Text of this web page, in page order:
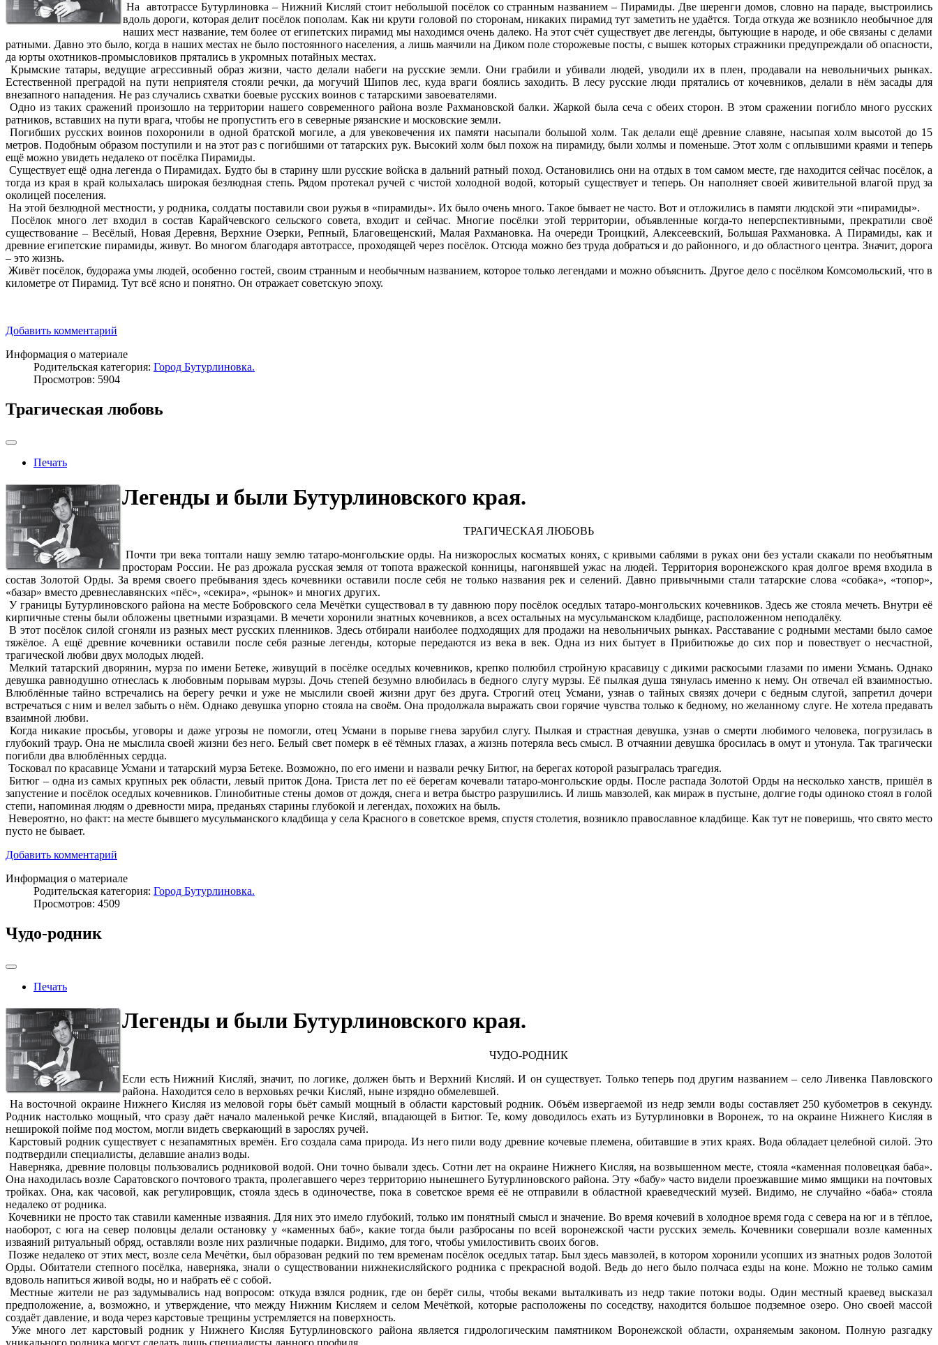
На автотрассе Бутурлиновка – Нижний Кисляй стоит небольшой посёлок со странным названием – Пирамиды. Две шеренги домов, словно на параде, выстроились
вдоль дороги, которая делит посёлок пополам. Как ни крути головой по сторонам, никаких пирамид тут заметить не удаётся. Тогда откуда же возникло необычное для
наших мест название, тем более от египетских пирамид мы находимся очень далеко. На этот счёт существует две легенды, бытующие в народе, и обе связаны с делами
ратными. Давно это было, когда в наших местах не было постоянного населения, а лишь маячили на Диком поле сторожевые посты, с вышек которых стражники предупреждали об опасности,
да юрты охотников-промысловиков прятались в укромных потайных местах.
Крымские татары, ведущие агрессивный образ жизни, часто делали набеги на русские земли. Они грабили и убивали людей, уводили их в плен, продавали на невольничьих рынках.
Естественной преградой на пути неприятеля стояли речки, да могучий Шипов лес, куда враги боялись заходить. В лесу русские люди прятались от кочевников, делали в нём засады для
внезапного нападения. Не раз случались схватки боевые русских воинов с татарскими завоевателями.
Одно из таких сражений произошло на территории нашего современного района возле Рахмановской балки. Жаркой была сеча с обеих сторон. В этом сражении погибло много русских
ратников, вставших на пути врага, чтобы не пропустить его в северные рязанские и московские земли.
Погибших русских воинов похоронили в одной братской могиле, а для увековечения их памяти насыпали большой холм. Так делали ещё древние славяне, насыпая холм высотой до 15
метров. Подобным образом поступили и на этот раз с погибшими от татарских рук. Высокий холм был похож на пирамиду, были холмы и поменьше. Этот холм с оплывшими краями и теперь
ещё можно увидеть недалеко от посёлка Пирамиды.
Существует ещё одна легенда о Пирамидах. Будто бы в старину шли русские войска в дальний ратный поход. Остановились они на отдых в том самом месте, где находится сейчас посёлок, а
тогда из края в край колыхалась широкая безлюдная степь. Рядом протекал ручей с чистой холодной водой, который существует и теперь. Он наполняет своей живительной влагой пруд за
околицей поселения.
На этой безлюдной местности, у родника, солдаты поставили свои ружья в «пирамиды». Их было очень много. Такое бывает не часто. Вот и отложились в памяти людской эти «пирамиды».
Посёлок много лет входил в состав Карайчевского сельского совета, входит и сейчас. Многие посёлки этой территории, объявленные когда-то неперспективными, прекратили своё
существование – Весёлый, Новая Деревня, Верхние Озерки, Репный, Благовещенский, Малая Рахмановка. На очереди Троицкий, Алексеевский, Большая Рахмановка. А Пирамиды, как и
древние египетские пирамиды, живут. Во многом благодаря автотрассе, проходящей через посёлок. Отсюда можно без труда добраться и до районного, и до областного центра. Значит, дорога
– это жизнь.
Живёт посёлок, будоража умы людей, особенно гостей, своим странным и необычным названием, которое только легендами и можно объяснить. Другое дело с посёлком Комсомольский, что в
километре от Пирамид. Тут всё ясно и понятно. Он отражает советскую эпоху.
Добавить комментарий
Информация о материале
Родительская категория: Город Бутурлиновка.
Просмотров: 5904
Трагическая любовь
Печать
Легенды и были Бутурлиновского края.
ТРАГИЧЕСКАЯ ЛЮБОВЬ
Почти три века топтали нашу землю татаро-монгольские орды. На низкорослых косматых конях, с кривыми саблями в руках они без устали скакали по необъятным
просторам России. Не раз дрожала русская земля от топота вражеской конницы, нагонявшей ужас на людей. Территория воронежского края долгое время входила в
состав Золотой Орды. За время своего пребывания здесь кочевники оставили после себя не только названия рек и селений. Давно привычными стали татарские слова «собака», «топор»,
«базар» вместо древнеславянских «пёс», «секира», «рынок» и многих других.
У границы Бутурлиновского района на месте Бобровского села Мечётки существовал в ту давнюю пору посёлок оседлых татаро-монгольских кочевников. Здесь же стояла мечеть. Внутри её
кирпичные стены были обложены цветными изразцами. В мечети хоронили знатных кочевников, а всех остальных на мусульманском кладбище, расположенном неподалёку.
В этот посёлок силой сгоняли из разных мест русских пленников. Здесь отбирали наиболее подходящих для продажи на невольничьих рынках. Расставание с родными местами было самое
тяжёлое. А ещё древние кочевники оставили после себя разные легенды, которые передаются из века в век. Одна из них бытует в Прибитюжье до сих пор и повествует о несчастной,
трагической любви двух молодых людей.
Мелкий татарский дворянин, мурза по имени Бетеке, живущий в посёлке оседлых кочевников, крепко полюбил стройную красавицу с дикими раскосыми глазами по имени Усмань. Однако
девушка равнодушно отнеслась к любовным порывам мурзы. Дочь степей безумно влюбилась в бедного слугу мурзы. Её пылкая душа тянулась именно к нему. Он отвечал ей взаимностью.
Влюблённые тайно встречались на берегу речки и уже не мыслили своей жизни друг без друга. Строгий отец Усмани, узнав о тайных связях дочери с бедным слугой, запретил дочери
встречаться с ним и велел забыть о нём. Однако девушка упорно стояла на своём. Она продолжала выражать свои горячие чувства только к бедному, но желанному слуге. Не хотела предавать
взаимной любви.
Когда никакие просьбы, уговоры и даже угрозы не помогли, отец Усмани в порыве гнева зарубил слугу. Пылкая и страстная девушка, узнав о смерти любимого человека, погрузилась в
глубокий траур. Она не мыслила своей жизни без него. Белый свет померк в её тёмных глазах, а жизнь потеряла весь смысл. В отчаянии девушка бросилась в омут и утонула. Так трагически
погибли два влюблённых сердца.
Тосковал по красавице Усмани и татарский мурза Бетеке. Возможно, по его имени и назвали речку Битюг, на берегах которой разыгралась трагедия.
Битюг – одна из самых крупных рек области, левый приток Дона. Триста лет по её берегам кочевали татаро-монгольские орды. После распада Золотой Орды на несколько ханств, пришёл в
запустение и посёлок оседлых кочевников. Глинобитные стены домов от дождя, снега и ветра быстро разрушились. И лишь мавзолей, как мираж в пустыне, долгие годы одиноко стоял в голой
степи, напоминая людям о древности мира, преданьях старины глубокой и легендах, похожих на быль.
Невероятно, но факт: на месте бывшего мусульманского кладбища у села Красного в советское время, спустя столетия, возникло православное кладбище. Как тут не поверишь, что свято место
пусто не бывает.
Добавить комментарий
Информация о материале
Родительская категория: Город Бутурлиновка.
Просмотров: 4509
Чудо-родник
Печать
Легенды и были Бутурлиновского края.
ЧУДО-РОДНИК
Если есть Нижний Кисляй, значит, по логике, должен быть и Верхний Кисляй. И он существует. Только теперь под другим названием – село Ливенка Павловского
района. Находится село в верховьях речки Кисляй, ныне изрядно обмелевшей.
На восточной окраине Нижнего Кисляя из меловой горы бьёт самый мощный в области карстовый родник. Объём извергаемой из недр земли воды составляет 250 кубометров в секунду.
Родник настолько мощный, что сразу даёт начало маленькой речке Кисляй, впадающей в Битюг. Те, кому доводилось ехать из Бутурлиновки в Воронеж, то на окраине Нижнего Кисляя в
неширокой пойме под мостом, могли видеть сверкающий в зарослях ручей.
Карстовый родник существует с незапамятных времён. Его создала сама природа. Из него пили воду древние кочевые племена, обитавшие в этих краях. Вода обладает целебной силой. Это
подтвердили специалисты, делавшие анализ воды.
Наверняка, древние половцы пользовались родниковой водой. Они точно бывали здесь. Сотни лет на окраине Нижнего Кисляя, на возвышенном месте, стояла «каменная половецкая баба».
Она находилась возле Саратовского почтового тракта, пролегавшего через территорию нынешнего Бутурлиновского района. Эту «бабу» часто видели проезжавшие мимо ямщики на почтовых
тройках. Она, как часовой, как регулировщик, стояла здесь в одиночестве, пока в советское время её не отправили в областной краеведческий музей. Видимо, не случайно «баба» стояла
недалеко от родника.
Кочевники не просто так ставили каменные изваяния. Для них это имело глубокий, только им понятный смысл и значение. Во время кочевий в холодное время года с севера на юг и в тёплое,
наоборот, с юга на север половцы делали остановку у «каменных баб», какие тогда были разбросаны по всей воронежской части русских земель. Кочевники совершали возле каменных
изваяний ритуальный обряд, оставляли возле них различные подарки. Видимо, для того, чтобы умилостивить своих богов.
Позже недалеко от этих мест, возле села Мечётки, был образован редкий по тем временам посёлок оседлых татар. Был здесь мавзолей, в котором хоронили усопших из знатных родов Золотой
Орды. Обитатели степного посёлка, наверняка, знали о существовании нижнекисляйского родника с прекрасной водой. Ведь до него было полчаса езды на коне. Можно не только самим
вдоволь напиться живой воды, но и набрать её с собой.
Местные жители не раз задумывались над вопросом: откуда взялся родник, где он берёт силы, чтобы веками выталкивать из недр такие потоки воды. Один местный краевед высказал
предположение, а, возможно, и утверждение, что между Нижним Кисляем и селом Мечёткой, которые расположены по соседству, находится большое подземное озеро. Оно своей массой
создаёт давление, и вода через карстовые трещины устремляется на поверхность.
Уже много лет карстовый родник у Нижнего Кисляя Бутурлиновского района является гидрологическим памятником Воронежской области, охраняемым законом. Полную разгадку
уникального родника могут сделать лишь специалисты данного профиля.